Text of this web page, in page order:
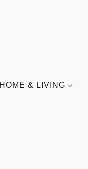
HOME & LIVING